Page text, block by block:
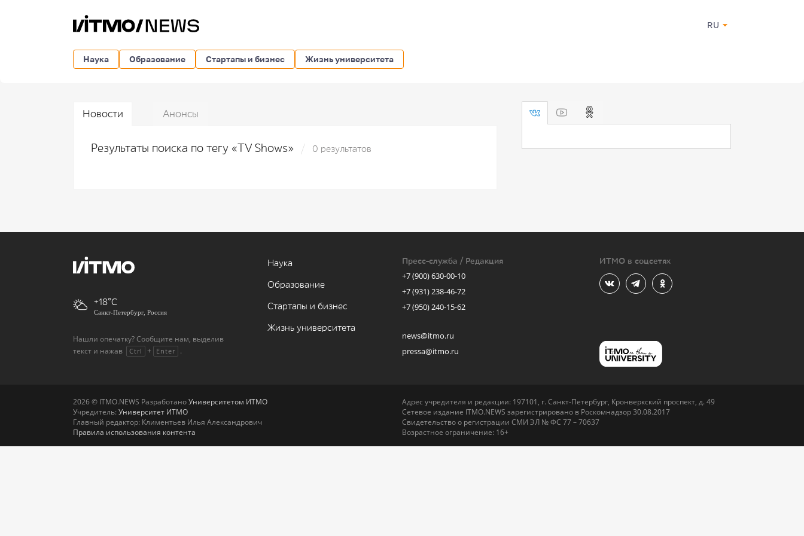
RU
Наука Образование Стартапы и бизнес Жизнь университета
Новости Анонсы
Результаты поиска по тегу «TV Shows» 0 результатов
+18
Санкт-Петербург, Россия
Нашли опечатку? Сообщите нам, выделив
текст и нажав
Ctrl + Enter .
Наука
Образование
Стартапы и бизнес
Жизнь университета
Пресс-служба / Редакция
+7 (900) 630-00-10
+7 (931) 238-46-72
+7 (950) 240-15-62
news@itmo.ru
pressa@itmo.ru
ИТМО в соцсетях
2026 © ITMO.NEWS РазработаноУниверситетом ИТМО
Учредитель: Университет ИТМО
Главный редактор: Климентьев Илья Александрович
Правила использования контента
Адрес учредителя и редакции: 197101, г. Санкт-Петербург, Кронверкский проспект, д. 49
Сетевое издание ITMO.NEWS зарегистрировано в Роскомнадзор 30.08.2017
Свидетельство о регистрации СМИ ЭЛ № ФС 77 – 70637
Возрастное ограничение: 16+